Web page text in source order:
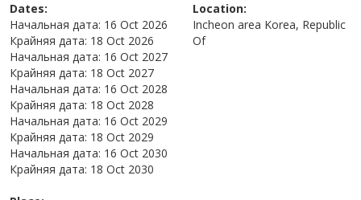
Dates:
Начальная дата: 16 Oct 2026
Крайняя дата: 18 Oct 2026
Начальная дата: 16 Oct 2027
Крайняя дата: 18 Oct 2027
Начальная дата: 16 Oct 2028
Крайняя дата: 18 Oct 2028
Начальная дата: 16 Oct 2029
Крайняя дата: 18 Oct 2029
Начальная дата: 16 Oct 2030
Крайняя дата: 18 Oct 2030
Location:
Incheon area Korea, Republic
Of